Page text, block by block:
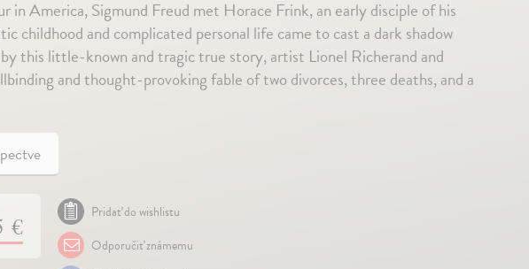
in America, Sigmund Freud met Horace Frink, an early disciple of his
childhood and complicated personal life came to cast a dark shadow
this little-known and tragic true story, artist Lionel Richerand and
and thought-provoking fable of two divorces, three deaths, and a
€
Pridať do wishlistu
Odporučiť známemu